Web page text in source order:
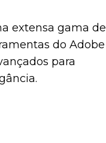
extensa gama de
do Adobe
para